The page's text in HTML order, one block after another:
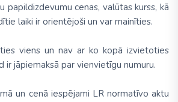
papildizdevumu cenas, valūtas kurss, kā
laiki ir orientējoši un var mainīties.
viens un nav ar ko kopā izvietoties
ir jāpiemaksā par vienvietīgu numuru.
un cenā iespējami LR normatīvo aktu